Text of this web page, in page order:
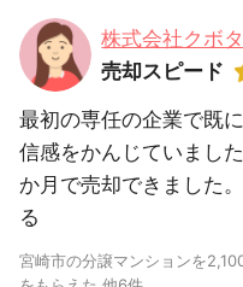
株式会社クボ
売却スピード
最初の専任の企業で既
信感をかんじていまし
か月で売却できました
る
宮崎市の分譲マンションを